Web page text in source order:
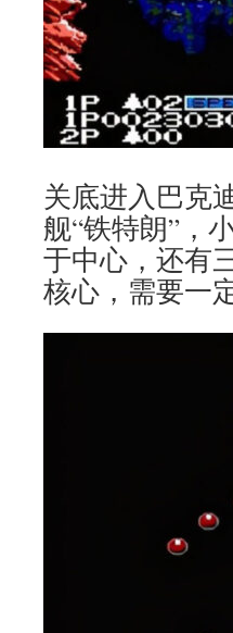
关底进入巴克
舰“铁特朗”，
于中心，还有
核心，需要一